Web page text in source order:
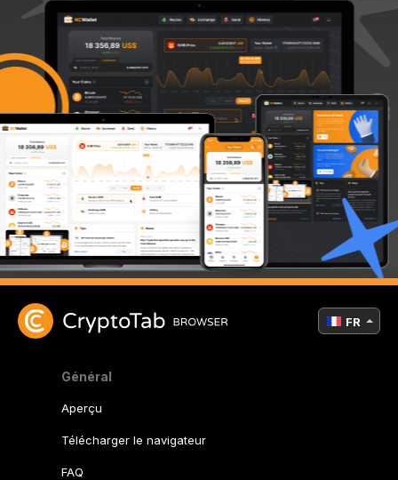
Général
Aperçu
Télécharger le navigateur
FAQ
FR